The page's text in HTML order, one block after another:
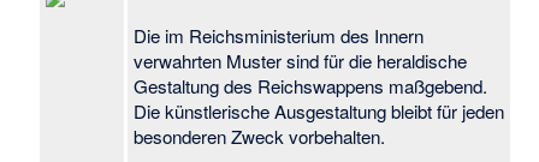
Die im Reichsministerium des Innern
verwahrten Muster sind für die heraldische
Gestaltung des Reichswappens maßgebend.
Die künstlerische Ausgestaltung bleibt für jeden
besonderen Zweck vorbehalten.